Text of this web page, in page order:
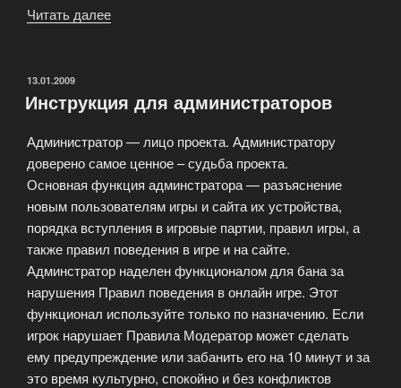
Читать далее
ОПУБЛИКОВАНО
13.01.2009
Инструкция для администраторов
Администратор — лицо проекта. Администратору
доверено самое ценное – судьба проекта.
Основная функция админстратора — разъяснение
новым пользователям игры и сайта их устройства,
порядка вступления в игровые партии, правил игры, а
также правил поведения в игре и на сайте.
Админстратор наделен функционалом для бана за
нарушения Правил поведения в онлайн игре. Этот
функционал используйте только по назначению. Если
игрок нарушает Правила Модератор может сделать
ему предупреждение или забанить его на 10 минут и за
это время культурно, спокойно и без конфликтов